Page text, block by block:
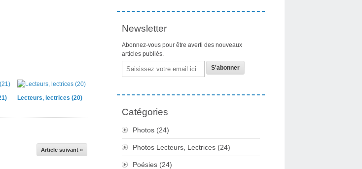
Lecteurs, lectrices (20)
Article suivant »
Newsletter
Abonnez-vous pour être averti des nouveaux
articles publiés.
Email
Catégories
Photos (24)
Photos Lecteurs, Lectrices (24)
Poésies (24)